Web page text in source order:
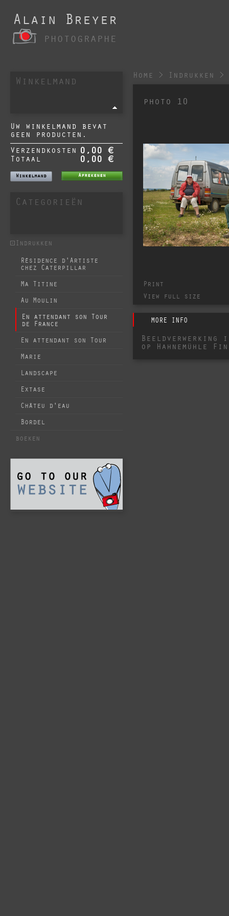
Alain Breyer
photographe
Winkelmand
Uw winkelmand bevat
geen producten.
Verzendkosten 0,00 €
Totaal 0,00 €
Winkelmand Afrekenen
Categorieën
Indrukken
Résidence d'Artiste
chez Caterpillar
Ma Titine
Au Moulin
En attendant son Tour
de France
En attendant son Tour
Marie
Landscape
Extase
Châteu d'eau
Bordel
boeken
Home > Indrukken >
photo 10
Print
View full size
MORE INFO
Beeldverwerking
op Hahnemühle